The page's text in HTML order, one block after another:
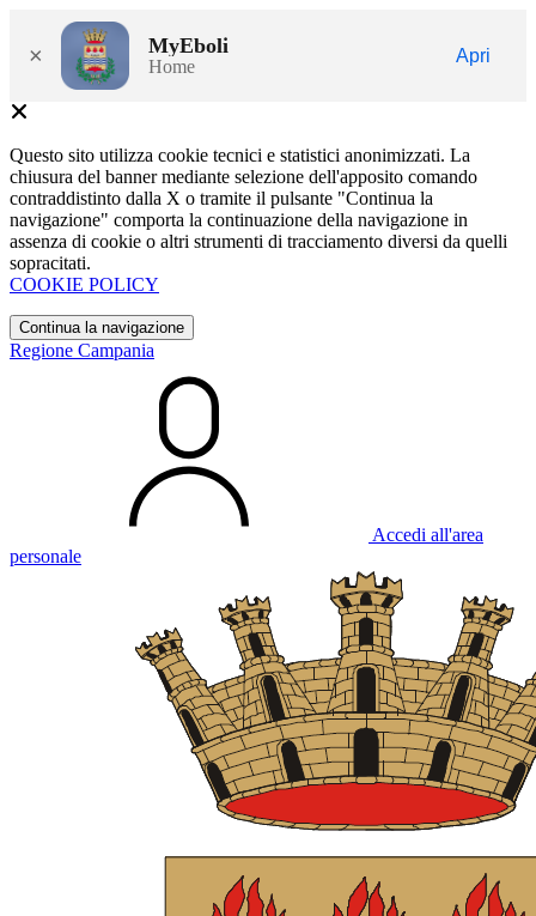
× MyEboli
Home
Apri
Questo sito utilizza cookie tecnici e statistici anonimizzati. La
chiusura del banner mediante selezione dell'apposito comando
contraddistinto dalla X o tramite il pulsante "Continua la
navigazione" comporta la continuazione della navigazione in
assenza di cookie o altri strumenti di tracciamento diversi da quelli
sopracitati.
COOKIE POLICY
Continua la navigazione
Regione Campania
Accedi all'area
personale